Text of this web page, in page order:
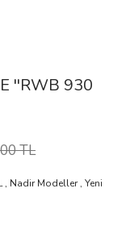
''RWB 930
TL
, Nadir Modeller,Yeni